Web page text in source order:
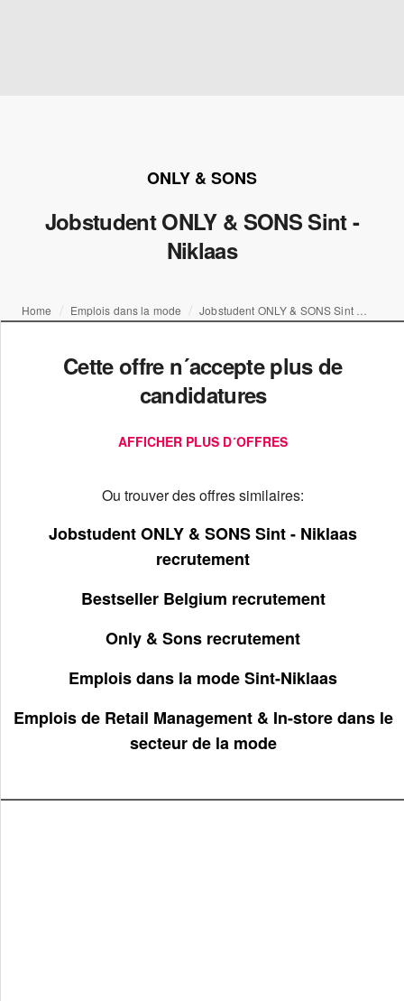
ONLY & SONS
Jobstudent ONLY & SONS Sint -
Niklaas
Home Emplois dans la mode
Cette offre n´accepte plus de
candidatures
AFFICHER PLUS D´OFFRES
Ou trouver des offres similaires:
Jobstudent ONLY & SONS Sint - Niklaas
recrutement
Bestseller Belgium recrutement
Only & Sons recrutement
Emplois dans la mode Sint-Niklaas
Emplois de Retail Management & In-store dans le
secteur de la mode